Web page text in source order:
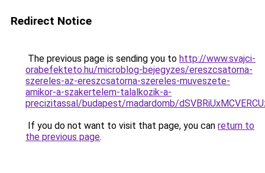
Redirect Notice
The previous page is sending you to http://www.svajci-
orabefekteto.hu/microblog-bejegyzes/ereszcsatorna-
szereles-az-ereszcsatorna-szereles-muveszete-
amikor-a-szakertelem-talalkozik-a-
precizitassal/budapest/madardomb/
If you do not want to visit that page, you can return to
the previous page.